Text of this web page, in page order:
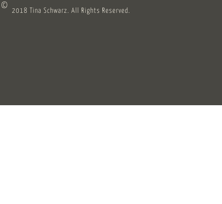
© 2018 Tina Schwarz. All Rights Reserved.